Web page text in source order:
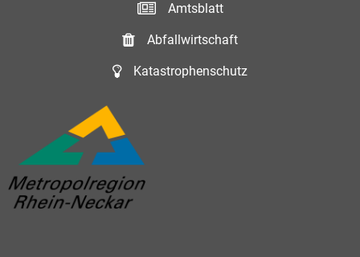
Amtsblatt
Abfallwirtschaft
Katastrophenschutz